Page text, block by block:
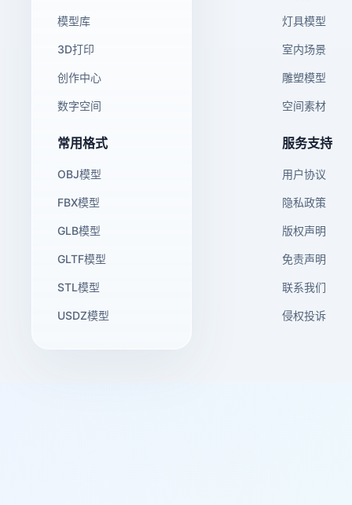
模型库
3D打印
创作中心
数字空间
灯具模型
室内场景
雕塑模型
空间素材
常用格式
OBJ模型
FBX模型
GLB模型
GLTF模型
STL模型
USDZ模型
服务支持
用户协议
隐私政策
版权声明
免责声明
联系我们
侵权投诉